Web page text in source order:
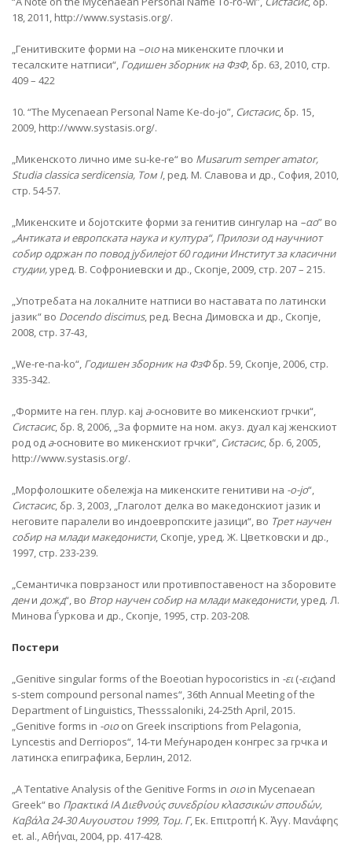
18, 2011, http://www.systasis.org/.
„Генитивските форми на –οιο на микенските плочки и
тесалските натписи“, Годишен зборник на ФзФ, бр. 63, 2010, стр.
409 – 422
10. “The Mycenaean Personal Name Ke-do-jo”, Систасис, бр. 15,
2009, http://www.systasis.org/.
„Микенското лично име su-ke-re“ во Musarum semper amator,
Studia classica serdicensia, Том I, ред. М. Славова и др., София, 2010,
стр. 54-57.
„Микенските и бојотските форми за генитив сингулар на –αο” во
„Антиката и европската наука и култура“, Прилози од научниот
собир одржан по повод јубилејот 60 години Институт за класични
студии,уред. В. Софрониевски и др., Скопје, 2009, стр. 207 – 215.
„Употребата на локалните натписи во наставата по латински
јазик“ во Docendo discimus, ред. Весна Димовска и др., Скопје,
2008, стр. 37-43,
„We-re-na-ko“, Годишен зборник на ФзФбр. 59, Скопје, 2006, стр.
335-342.
„Формите на ген. плур. кај a-основите во микенскиот грчки“,
Систасис, бр. 8, 2006, „За формите на ном. акуз. дуал кај женскиот
род од a-основите во микенскиот грчки“, Систасис, бр. 6, 2005,
http://www.systasis.org/.
„Морфолошките обележја на микенските генитиви на -о-јо“,
Систасис, бр. 3, 2003, „Глаголот делка во македонскиот јазик и
неговите паралели во индоевропските јазици“, во Трет научен
собир на млади македонисти, Скопје, уред. Ж. Цветковски и др.,
1997, стр. 233-239.
„Семантичка поврзаност или противпоставеност на зборовите
дени дожд“, во Втор научен собир на млади македонисти, уред. Л.
Минова Ѓуркова и др., Скопје, 1995, стр. 203-208.
Постери
„Genitive singular forms of the Boeotian hypocoristics in -ει(-εις)and
s-stem compound personal names“, 36th Annual Meeting of the
Department of Linguistics, Thesssaloniki, 24-25th April, 2015.
„Genitive forms in -οιο on Greek inscriptions from Pelagonia,
Lyncestis and Derriopos“, 14-ти Меѓународен конгрес за грчка и
латинска епиграфика, Берлин, 2012.
„A Tentative Analysis of the Genitive Forms in οιο in Mycenaean
Greek“ во Πρακτικά ΙΑΔιεθνούς συνεδρίου κλασσικών σπουδών,
Καβάλα 24-30 Αυγουστου 1999, Τομ. Γ, Εκ. Επιτροπή Κ. Ἀγγ. Μανάφης
et. al., Αθήναι, 2004, pp. 417-428.